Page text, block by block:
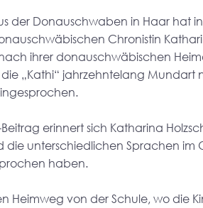
der Donauschwaben in Haar hat
Chronistin
ihrer donauschwäbischen
„Kathi“ jahrzehntelang
erinnert sich Katharina
die unterschiedlichen Sprachen im
haben.
Heimweg von der Schule, wo die